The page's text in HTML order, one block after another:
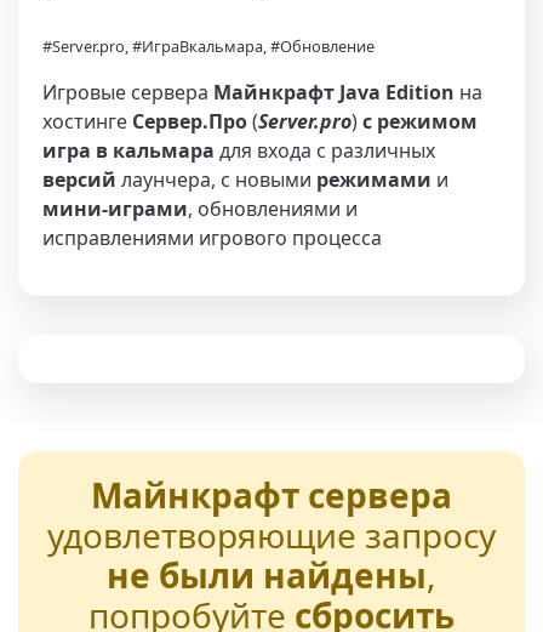
#Server.pro, #ИграВкальмара, #Обновление
Игровые сервера Майнкрафт Java Edition на
хостинге Сервер.Про(Server.pro)с режимом
игра в кальмара для входа с различных
версий лаунчера, с новыми режимами и
мини-играми, обновлениями и
исправлениями игрового процесса
Майнкрафт сервера
удовлетворяющие запросу
не были найдены,
попробуйте сбросить